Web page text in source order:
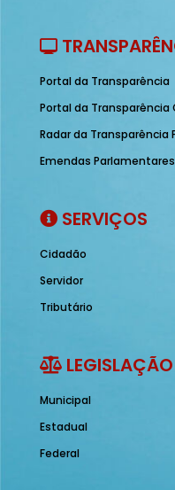
Portal da Transparência
Portal da Transparência
Radar da Transparência
Emendas Parlamentares
SERVIÇOS
Cidadão
Servidor
Tributário
LEGISLAÇÃO
Municipal
Estadual
Federal